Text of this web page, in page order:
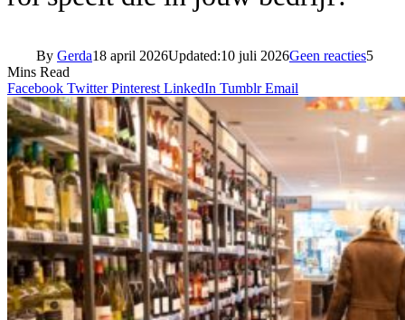
By Gerda18 april 2026Updated:10 juli 2026Geen reacties5
Mins Read
Facebook Twitter Pinterest LinkedIn Tumblr Email